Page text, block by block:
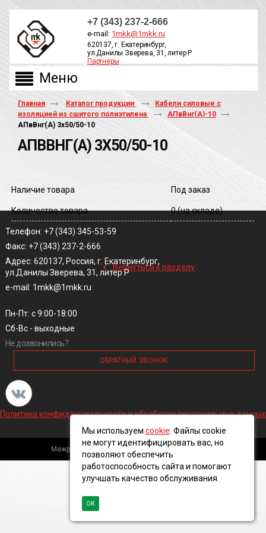
+7 (343) 237-2-666
e-mail: 1mkk@1mkk.ru
620137, г. Екатеринбург,
ул.Данилы Зверева, 31, литер Р
Партнеры
Главная Каталог продукции
Кабели силовые с
изоляцией из сшитого полиэтилена
АПвВнг(A)-10
АПвВнг(A) 3х50/50-10
АПВВНГ(A) 3Х50/50-10
Наличие товара Под заказ
Количество товара 0(на складе)
‹ Вернуться к разделу
Телефон: +7 (343) 345-53-59
Факс: +7 (343) 237-2-666
Адрес: 620137, Россия, г. Екатеринбург,
ул.Данилы Зверева, 31, литер Р
e-mail: 1mkk@1mkk.ru
Пн-Пт: с 9:00-18:00
Сб-Вс - выходные
Не дозвонились?
ОБРАТНЫЙ ЗВОНОК
Политика конфиденциальности и обработки персональных данных
Межрегиональная кабельная компания, 2016 ©
Мы используем cookie . Файлы cookie
не могут идентифицировать вас, но
позволяют обеспечить
работоспособность сайта и помогают
улучшать качество обслуживания.
ОК